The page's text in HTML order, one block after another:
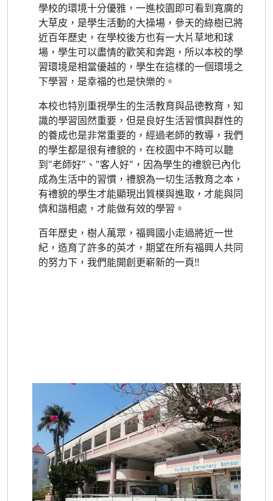
學校的環境十分優雅，一進校園即可看到寬廣的
大草皮，是學生活動的大操場，參天的綠樹已將
近百年歷史，在學校後方也有一大片草地和球
場，學生可以盡情的歡笑和奔跑，所以本校的學
習環境是相當優越的，學生在這樣的一個環境之
下學習，是幸福的也是快樂的。
本校也特別重視學生的生活教育與品德教育，知
識的學習固然重要，但是良好生活習慣與群性的
的養成也是非常重要的，經過老師的教導，我們
的學生都是很有禮貌的，在校園中不時可以聽
到"老師好"、"客人好"，因為學生的禮貌已內化
成為生活中的習慣，禮貌為一切生活教育之本，
有禮貌的學生才能顯現出質樸與進取，才能與同
儕和諧相處，才能做有效的學習。
百年歷史，樹人萬眾，福興國小走過將近一世
紀，造育了許多的英才，期望在所有福興人共同
的努力下，我們能開創更嶄新的一頁!!